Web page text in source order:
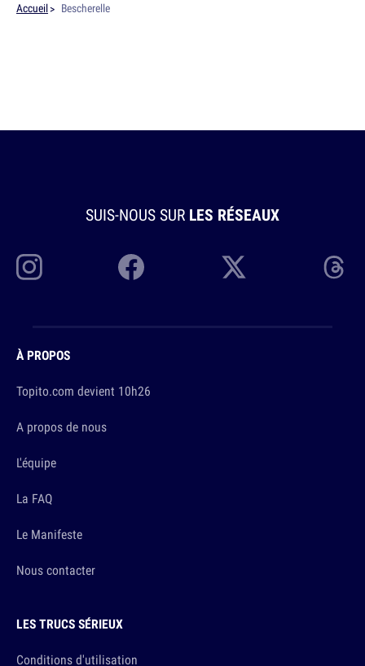
Accueil Bescherelle
SUIS-NOUS SUR LES RÉSEAUX
À PROPOS
Topito.com devient 10h26
A propos de nous
L'équipe
La FAQ
Le Manifeste
Nous contacter
LES TRUCS SÉRIEUX
Conditions d'utilisation